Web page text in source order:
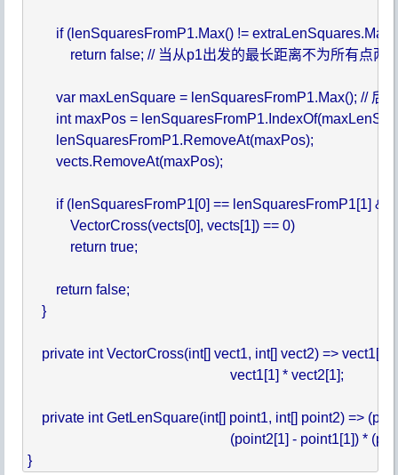
if (lenSquaresFromP1.Max() !=
return false; // 当从p1出发的最长距离不为所
var maxLenSquare = lenSquaresFromP1.Max(); //
int maxPos =
        lenSquaresFromP1.RemoveAt(maxPos);
        vects.RemoveAt(maxPos);
if (lenSquaresFromP1[0] ==
            VectorCross(vects[0], vects[1]) == 0)
            return true;
        return false;
    }
private int VectorCross(int[] vect1, int[] vect2) => vect1[0]
                                                         vect1[1] * vect2[1];
private int GetLenSquare(int[] point1, int[] point2) =>
(point2[1] - point1[1]) *